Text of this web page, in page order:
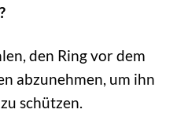
den Ring vor dem
abzunehmen, um ihn
schützen.